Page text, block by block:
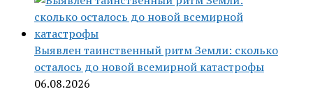
Выявлен таинственный ритм Земли: сколько
осталось до новой всемирной катастрофы
06.08.2026